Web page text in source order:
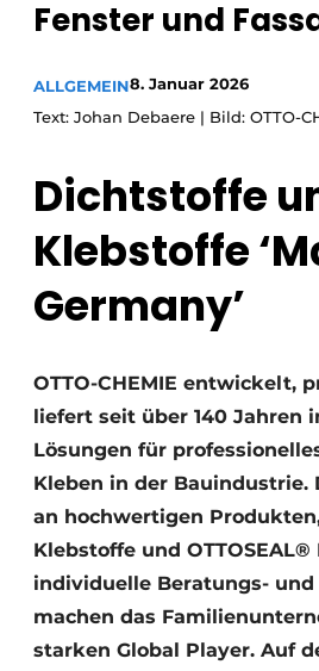
Einladung zu einem
Videos
Fenster und
ALLGEMEIN8. Januar 2026
Text: Johan Debaere | Bild: OTTO-
Dichtstoffe
Klebstoffe
Germany’
OTTO-CHEMIE entwickelt,
liefert seit über 140 Jahren
Lösungen für
Kleben in der Bauindustrie.
an hochwertigen
Klebstoffe und
individuelle Beratungs-
machen das
starken Global Player. Auf